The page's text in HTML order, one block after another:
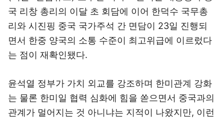
국 리창 총리의 이달 초 회담에 이어 한덕수 국무총
리와 시진핑 중국 국가주석 간 면담이 23일 진행되
면서 한중 양국의 소통 수준이 최고위급에 이르렀다
는 점이 재확인됐다.
윤석열 정부가 가치 외교를 강조하며 한미관계 강화
는 물론 한미일 협력 심화에 힘을 쏟으면서 중국과의
관계가 멀어지는 것 아니냐는 지적이 나왔지만, 이런